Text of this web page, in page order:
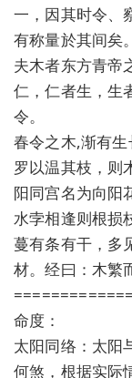
一，因其时令、
有称量於其间矣。
夫木者东方青帝
仁，仁者生，生
令。
春令之木,渐有
罗以温其枝，则
阳同宫名为向阳
水孛相逢则根损
蔓有条有干，多
材。经曰：木繁
命度：
太阳同络：太阳
何煞，根据实际